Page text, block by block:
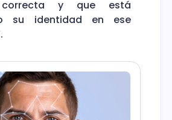
correcta y que está
su identidad en ese